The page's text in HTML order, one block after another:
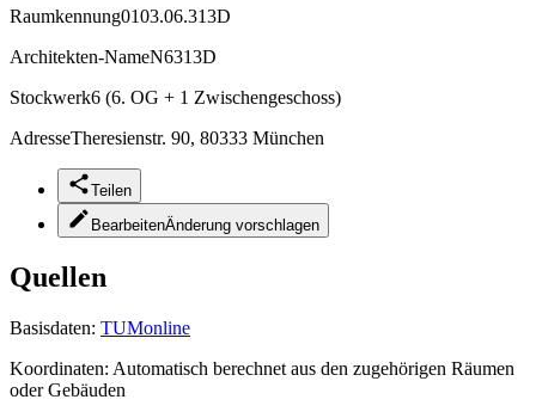
Raumkennung0103.06.313D
Architekten-NameN6313D
Stockwerk6 (6. OG + 1 Zwischengeschoss)
AdresseTheresienstr. 90, 80333 München
Teilen
BearbeitenÄnderung vorschlagen
Quellen
Basisdaten: TUMonline
Koordinaten: Automatisch berechnet aus den zugehörigen Räumen
oder Gebäuden